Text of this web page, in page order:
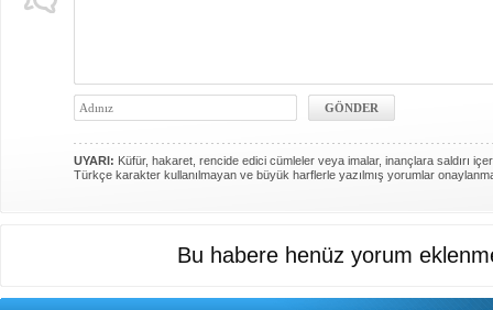
UYARI: Küfür, hakaret, rencide edici cümleler veya imalar, inançlara saldırı
Türkçe karakter kullanılmayan ve büyük harflerle yazılmış yorumlar
Bu habere henüz yorum